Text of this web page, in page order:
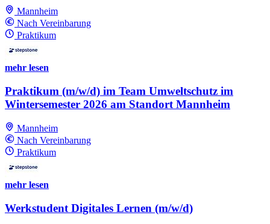
Mannheim
Nach Vereinbarung
Praktikum
mehr lesen
Praktikum (m/w/d) im Team Umweltschutz im
Wintersemester 2026 am Standort Mannheim
Mannheim
Nach Vereinbarung
Praktikum
mehr lesen
Werkstudent Digitales Lernen (m/w/d)